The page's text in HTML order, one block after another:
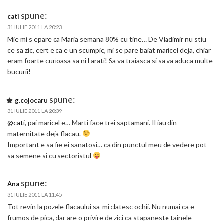
cati spune:
31 IULIE 2011 LA 20:23
Mie mi s epare ca Maria semana 80% cu tine… De Vladimir nu stiu
ce sa zic, cert e ca e un scumpic, mi se pare baiat maricel deja, chiar
eram foarte curioasa sa ni l arati! Sa va traiasca si sa va aduca multe
bucurii!
g.cojocaru spune:
31 IULIE 2011 LA 20:39
@cati, pai maricel e… Marti face trei saptamani. Il iau din
maternitate deja flacau.
Important e sa fie ei sanatosi… ca din punctul meu de vedere pot
sa semene si cu sectoristul
Ana spune:
31 IULIE 2011 LA 11:45
Tot revin la pozele flacaului sa-mi clatesc ochii. Nu numai ca e
frumos de pica, dar are o privire de zici ca stapaneste tainele